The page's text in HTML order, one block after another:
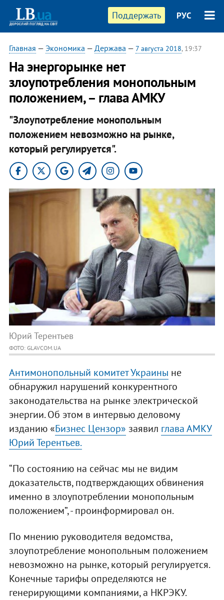
Поддержать РУС
Главная — Экономика — Держава — 7 августа 2018, 19:37
На энергорынке нет
злоупотребления монопольным
положением, – глава АМКУ
"Злоупотребление монопольным
положением невозможно на рынке,
который регулируется".
Юрий Терентьев
ФОТО: GLAVCOM.UA
Антимонопольный комитет Украины не
обнаружил нарушений конкурентного
законодательства на рынке электрической
энергии. Об этом в интервью деловому
изданию «Бизнес Цензор» заявил глава АМКУ
Юрий Терентьев.
“По состоянию на сейчас мы не видим
доказательств, подтверждающих обвинения
именно в злоупотреблении монопольным
положением”, - проинформировал он.
По мнению руководителя ведомства,
злоупотребление монопольным положением
невозможно на рынке, который регулируется.
Конечные тарифы определяются не
генерирующими компаниями, а НКРЭКУ.